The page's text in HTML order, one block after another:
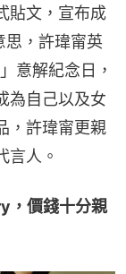
貼文，宣布成
，許瑋甯英
意解紀念日，
為自己以及女
，許瑋甯更親
言人。
，價錢十分親